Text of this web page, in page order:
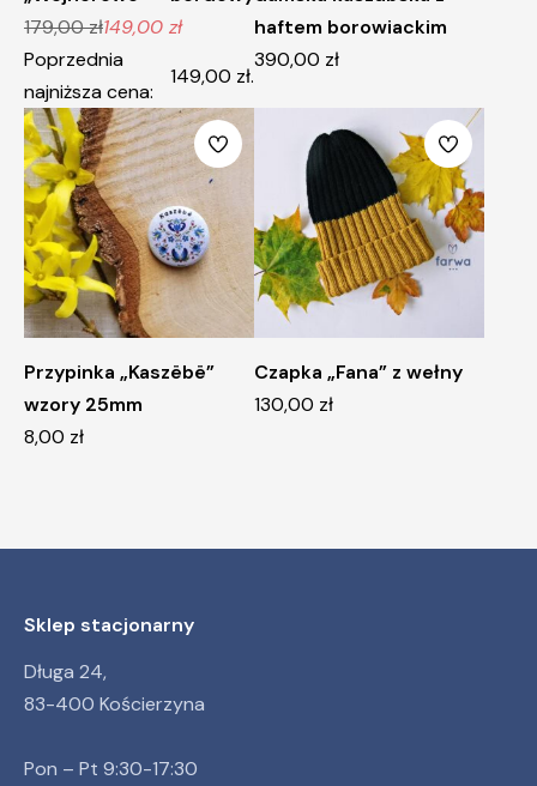
179,00zł
Pierwotna
cena
wynosiła:
179,00 zł.
149,00 zł
Aktualna
cena
wynosi:
149,00 zł.
Poprzednia
najniższa cena:
149,00 zł.
haftem borowiackim
390,00 zł
Przypinka „Kaszëbë”
wzory 25mm
8,00 zł
Czapka „Fana” z wełny
130,00 zł
Sklep stacjonarny
Długa 24,
83-400 Kościerzyna
Pon – Pt 9:30-17:30